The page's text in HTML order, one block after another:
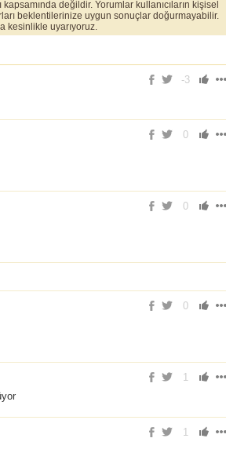
değildir. Yorumlar kullanıcıların kişisel
beklentilerinize uygun sonuçlar doğurmayabilir.
kesinlikle uyarıyoruz.
-3
0
0
0
1
1